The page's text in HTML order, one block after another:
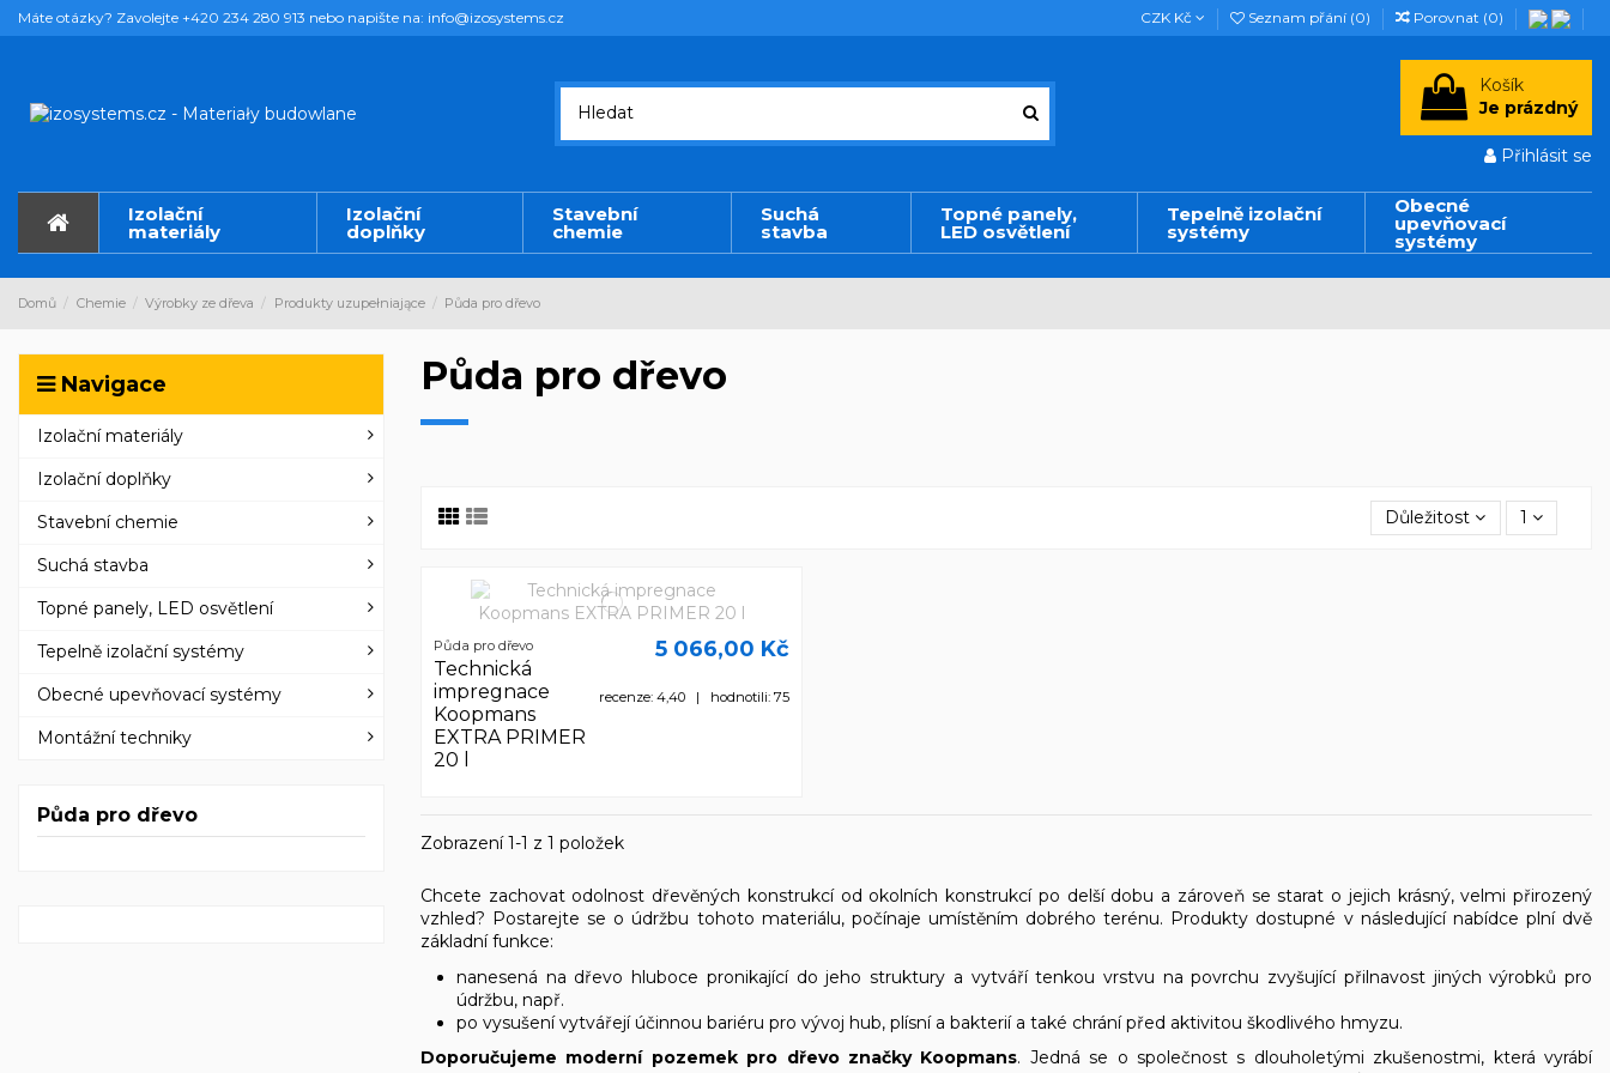
Máte otázky? Zavolejte +420 234 280 913 nebo napište na: info@izosystems.cz CZK Kč Seznam přání (0) Porovnat (0)
Košík
Je prázdný
Přihlásit se
Izolační
materiály
Izolační
doplňky
Stavební
chemie
Suchá
stavba
Topné panely,
LED osvětlení
Tepelně izolační
systémy
Obecné
upevňovací
systémy
Domů Chemie Výrobky ze dřeva Produkty uzupełniające Půda pro dřevo
Půda pro dřevo
Důležitost 1
Půda pro dřevo
Technická
impregnace
Koopmans
EXTRA PRIMER
20 l
5 066,00 Kč
recenze: 4,40 | hodnotili: 75
Zobrazení 1-1 z 1 položek
Chcete zachovat odolnost dřevěných konstrukcí od okolních konstrukcí po delší dobu a zároveň se starat o jejich krásný, velmi přirozený
vzhled? Postarejte se o údržbu tohoto materiálu, počínaje umístěním dobrého terénu. Produkty dostupné v následující nabídce plní dvě
základní funkce:
nanesená na dřevo hluboce pronikající do jeho struktury a vytváří tenkou vrstvu na povrchu zvyšující přilnavost jiných výrobků pro
údržbu, např.
po vysušení vytvářejí účinnou bariéru pro vývoj hub, plísní a bakterií a také chrání před aktivitou škodlivého hmyzu.
Doporučujeme moderní pozemek pro dřevo značky Koopmans. Jedná se o společnost s dlouholetými zkušenostmi, která vyrábí
Navigace
Izolační materiály
Izolační doplňky
Stavební chemie
Suchá stavba
Topné panely, LED osvětlení
Tepelně izolační systémy
Obecné upevňovací systémy
Montážní techniky
Půda pro dřevo